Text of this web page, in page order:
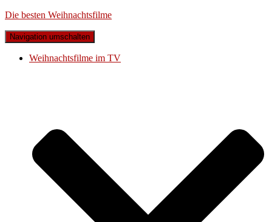
Die besten Weihnachtsfilme
Navigation umschalten
Weihnachtsfilme im TV